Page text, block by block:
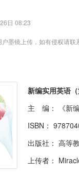
日 08:23
墨镜上传，如有侵权请联
主 编：
《新编
ISBN：
出版社： 高等
上传者：